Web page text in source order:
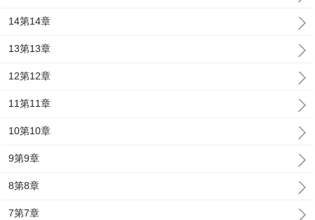
14第14章
13第13章
12第12章
11第11章
10第10章
9第9章
8第8章
7第7章